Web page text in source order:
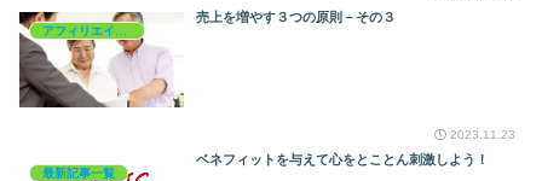
売上を増やす３つの原則－その３
2023.11.23
最新記事一覧
ベネフィットを与えて心をとことん刺激しよう！